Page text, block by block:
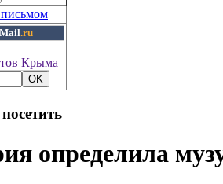
.ru
Крыма
определила